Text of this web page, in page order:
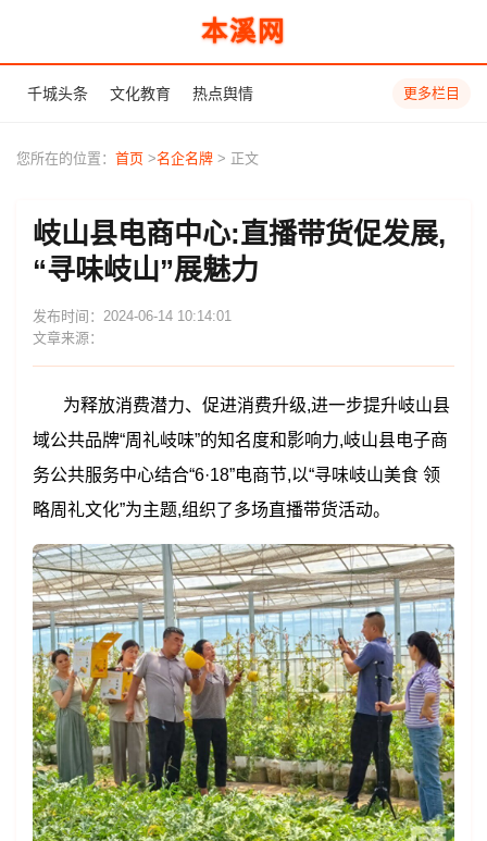
本溪网
千城头条 文化教育 热点舆情 更多栏目
您所在的位置： 首页 >名企名牌 > 正文
岐山县电商中心:直播带货促发展,
“寻味岐山”展魅力
发布时间：2024-06-14 10:14:01
文章来源：
为释放消费潜力、促进消费升级,进一步提升岐山县
域公共品牌“周礼岐味”的知名度和影响力,岐山县电子商
务公共服务中心结合“6·18”电商节,以“寻味岐山美食 领
略周礼文化”为主题,组织了多场直播带货活动。